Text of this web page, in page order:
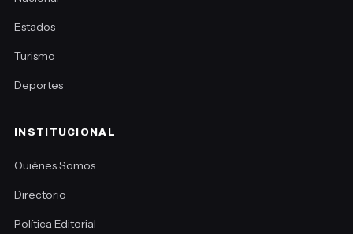
Estados
Turismo
Deportes
INSTITUCIONAL
Quiénes Somos
Directorio
Política Editorial